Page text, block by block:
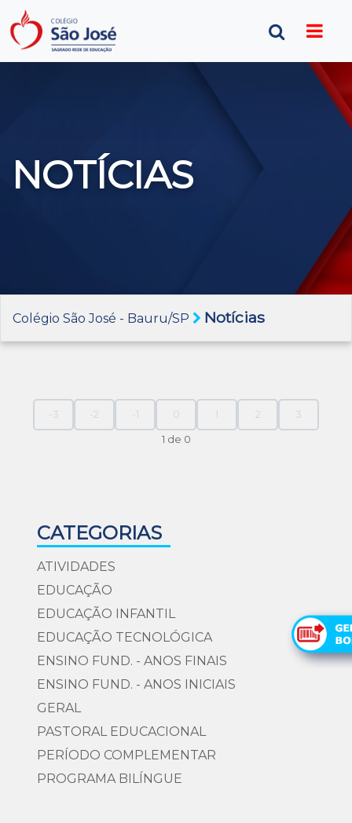
NOTÍCIAS
Colégio São José - Bauru/SP Notícias
-3 -2 -1 0 1 2 3
1 de 0
CATEGORIAS
ATIVIDADES
EDUCAÇÃO
EDUCAÇÃO INFANTIL
EDUCAÇÃO TECNOLÓGICA
ENSINO FUND. - ANOS FINAIS
ENSINO FUND. - ANOS INICIAIS
GERAL
PASTORAL EDUCACIONAL
PERÍODO COMPLEMENTAR
PROGRAMA BILÍNGUE